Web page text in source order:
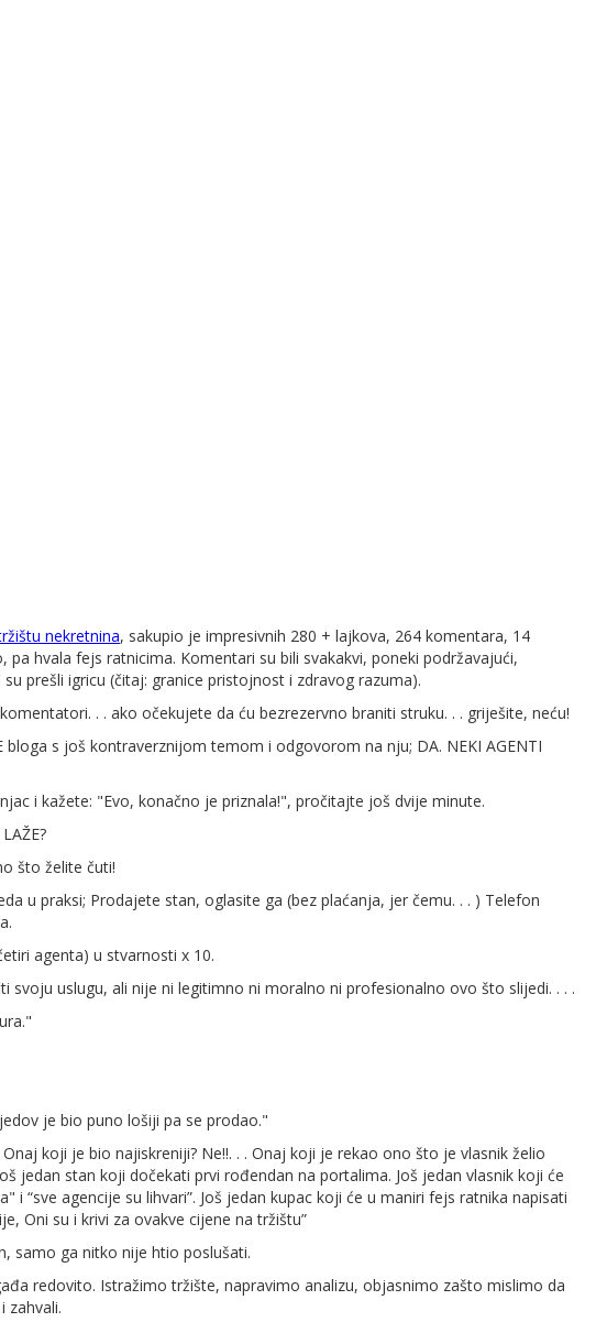
nekretnina, sakupio je impresivnih 280 + lajkova, 264 komentara, 14
hvala fejs ratnicima. Komentari su bili svakakvi, poneki podržavajući,
prešli igricu (čitaj: granice pristojnost i zdravog razuma).
. . ako očekujete da ću bezrezervno braniti struku. . . griješite, neću!
bloga s još kontraverznijom temom i odgovorom na nju; DA. NEKI AGENTI
i kažete: "Evo, konačno je priznala!", pročitajte još dvije minute.
što želite čuti!
u praksi; Prodajete stan, oglasite ga (bez plaćanja, jer čemu. . . ) Telefon
agenta) u stvarnosti x 10.
uslugu, ali nije ni legitimno ni moralno ni profesionalno ovo što slijedi. . . .
je bio puno lošiji pa se prodao."
koji je bio najiskreniji? Ne!!. . . Onaj koji je rekao ono što je vlasnik želio
jedan stan koji dočekati prvi rođendan na portalima. Još jedan vlasnik koji će
i “sve agencije su lihvari”. Još jedan kupac koji će u maniri fejs ratnika napisati
Oni su i krivi za ovakve cijene na tržištu”
samo ga nitko nije htio poslušati.
redovito. Istražimo tržište, napravimo analizu, objasnimo zašto mislimo da
zahvali.